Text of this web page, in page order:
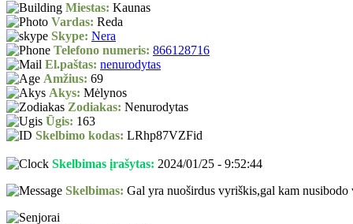
Miestas: Kaunas
Vardas: Reda
Skype: Nera
Telefono numeris: 866128716
El.paštas: nenurodytas
Amžius: 69
Akys: Mėlynos
Zodiakas: Nenurodytas
Ūgis: 163
Skelbimo kodas: LRhp87VZFid
Skelbimas įrašytas: 2024/01/25 - 9:52:44
Skelbimas: Gal yra nuoširdus vyriškis,gal kam